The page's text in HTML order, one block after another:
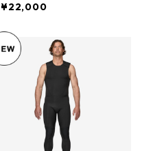
ョン (カラー Black) Pat
agonia M's Yulex Regulat
or Lite Short John 日本
正規品
¥22,000